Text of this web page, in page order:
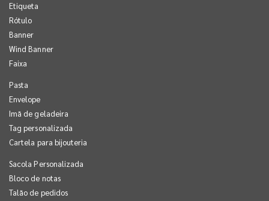
Etiqueta
Rótulo
Banner
Wind Banner
Faixa
Pasta
Envelope
Imã de geladeira
Tag personalizada
Cartela para bijouteria
Sacola Personalizada
Bloco de notas
Talão de pedidos